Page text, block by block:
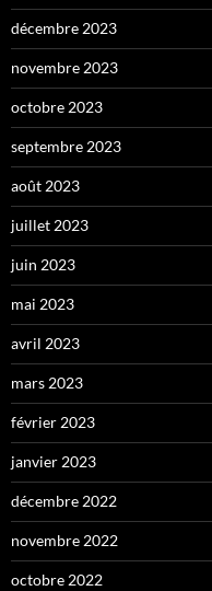
décembre 2023
novembre 2023
octobre 2023
septembre 2023
août 2023
juillet 2023
juin 2023
mai 2023
avril 2023
mars 2023
février 2023
janvier 2023
décembre 2022
novembre 2022
octobre 2022